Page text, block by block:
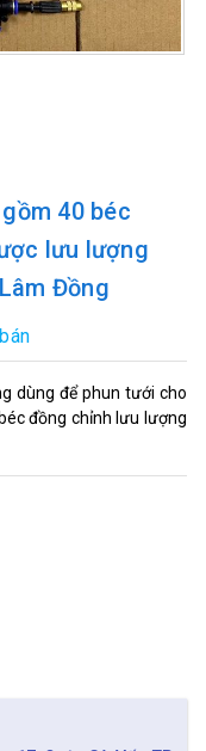
40 béc
lưu lượng
Đồng
dùng để phun tưới cho
đồng chỉnh lưu lượng